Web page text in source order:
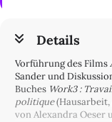
Details
Vorführung des Films
Sander und
Buches Work3 :
politique
von Alexandra Oeser